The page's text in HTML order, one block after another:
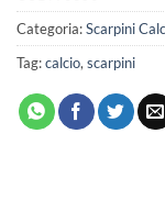
Categoria:Scarpini
Tag:calcio,scarpini